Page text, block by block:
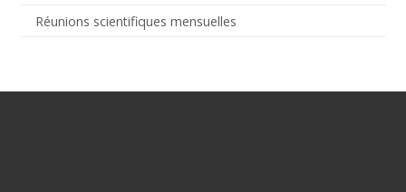
Réunions scientifiques mensuelles